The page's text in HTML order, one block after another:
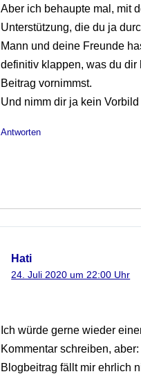
Aber ich behaupte mal, mit
Unterstützung, die du ja
Mann und deine Freunde
definitiv klappen, was du dir
Beitrag vornimmst.
Und nimm dir ja kein
Antworten
Hati
24. Juli 2020 um 22:00 Uhr
Ich würde gerne wieder
Kommentar schreiben,
Blogbeitrag fällt mir ehrlich